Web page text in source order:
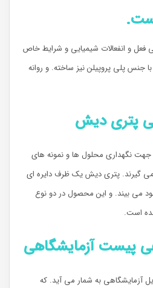
.
فعل و انفعالات شیمیایی و شرایط خاص
جنس پلی پروپیلن نیز ساخته. و روانه
پتری دیش
نگهداری محلول ها و نمونه های
می گیرند. پتری دیش یک ظرف دایره ای
می بیند. و این محصول در دو نوع
است.
پیست آزمایشگاهی
آزمایشگاهی به شمار می آید. که